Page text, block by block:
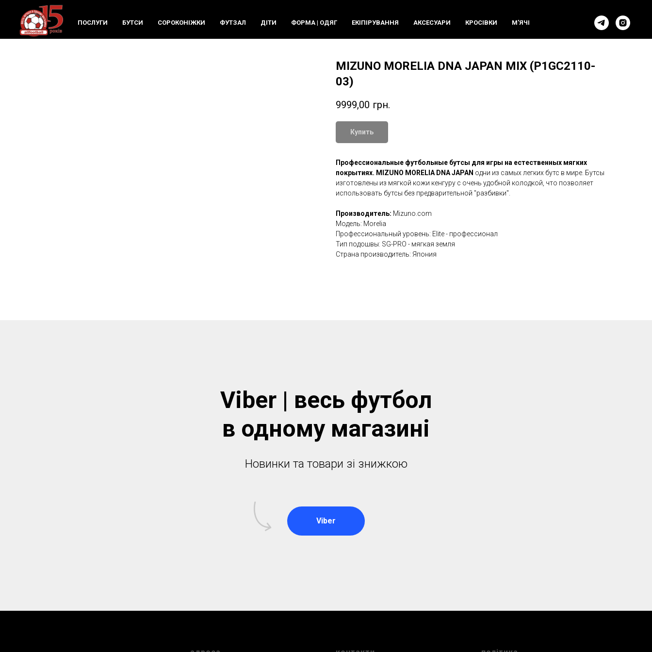
ПОСЛУГИ БУТСИ СОРОКОНIЖКИ ФУТЗАЛ ДIТИ ФОРМА | ОДЯГ ЕКIПIРУВАННЯ АКСЕСУАРИ КРОСIВКИ М'ЯЧI
MIZUNO MORELIA DNA JAPAN MIX (P1GC2110-
03)
9999,00 грн.
Купить
Профессиональные футбольные бутсы для игры на естественных мягких
покрытиях. MIZUNO MORELIA DNA JAPAN одни из самых легких бутс в мире. Бутсы
изготовлены из мягкой кожи кенгуру с очень удобной колодкой, что позволяет
использовать бутсы без предварительной "разбивки".
Производитель: Mizuno.com
Модель: Morelia
Профессиональный уровень: Elite - профессионал
Тип подошвы: SG-PRO - мягкая земля
Страна производитель: Япония
Viber | весь футбол
в одному магазинi
Новинки та товари зі знижкою
Viber